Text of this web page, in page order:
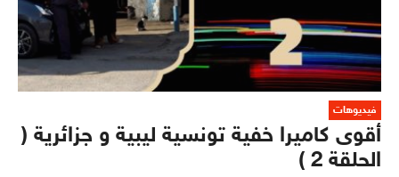
فيديوهات
أقوى كاميرا خفية تونسية ليبية و جزائرية (
الحلقة 2 )